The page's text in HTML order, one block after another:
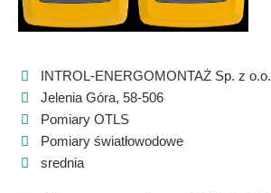
INTROL-ENERGOMONTAŻ Sp. z o.o.
Jelenia Góra, 58-506
Pomiary OTLS
Pomiary światłowodowe
srednia